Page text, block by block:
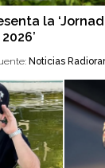
la
Noticias